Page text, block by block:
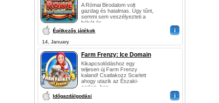
A Római Birodalom volt
gazdag és hatalmas. Úgy tűnt,
semmi sem veszélyezteti a
békét és...
Építkezős játékok i
14, January
Farm Frenzy: Ice Domain
Kikapcsolódáshoz egy
teljesen új Farm Frenzy
kaland! Csatlakozz Scarlett
ahogy utazik az Északi-
sarkra, hog...
Időgazdálgodási i